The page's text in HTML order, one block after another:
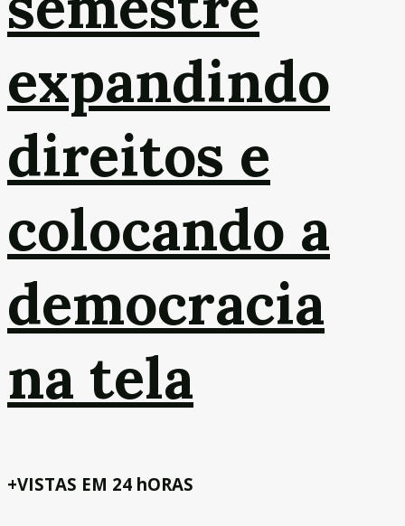
expandindo
direitos e
colocando a
democracia
na tela
+VISTAS EM 24 hORAS